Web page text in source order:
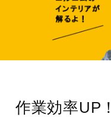
作業効率UP